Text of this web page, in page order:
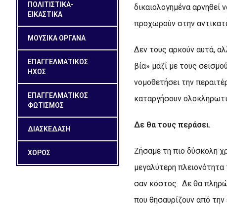
ΠΟΛΙΤΙΣΤΙΚΑ-
ΕΙΚΑΣΤΙΚΑ
ΜΟΥΣΙΚΑ ΟΡΓΑΝΑ
ΕΠΑΓΓΕΛΜΑΤΙΚΟΣ
ΗΧΟΣ
ΕΠΑΓΓΕΛΜΑΤΙΚΟΣ
ΦΩΤΙΣΜΟΣ
ΔΙΑΣΚΕΔΑΣΗ
ΧΟΡΟΣ
δικαιολογημένα αρνηθεί
προχωρούν στην
Δεν τους αρκούν αυτά,
βία» μαζί με τους
νομοθετήσει την
καταργήσουν
Δε θα τους περάσει.
Ζήσαμε τη πιο δύσκολη
μεγαλύτερη
σαν κόστος. Δε θα
που θησαυρίζουν από